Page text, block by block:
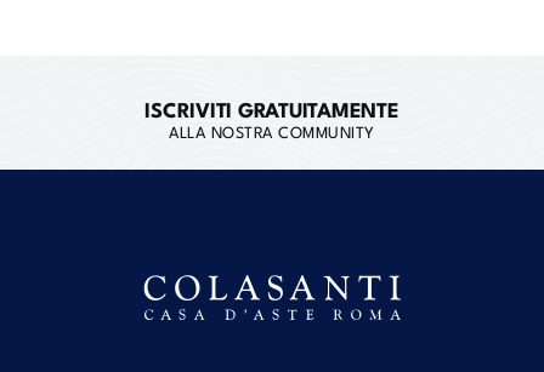
ISCRIVITI GRATUITAMENTE
ALLA NOSTRA COMMUNITY